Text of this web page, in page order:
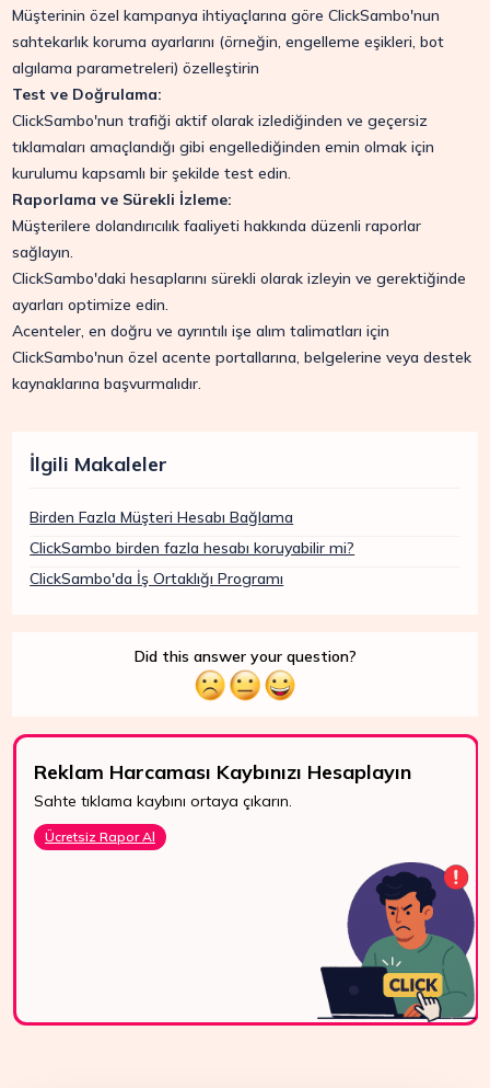
Müşterinin özel kampanya ihtiyaçlarına göre ClickSambo'nun
sahtekarlık koruma ayarlarını (örneğin, engelleme eşikleri, bot
algılama parametreleri) özelleştirin
Test ve Doğrulama:
ClickSambo'nun trafiği aktif olarak izlediğinden ve geçersiz
tıklamaları amaçlandığı gibi engellediğinden emin olmak için
kurulumu kapsamlı bir şekilde test edin.
Raporlama ve Sürekli İzleme:
Müşterilere dolandırıcılık faaliyeti hakkında düzenli raporlar
sağlayın.
ClickSambo'daki hesaplarını sürekli olarak izleyin ve gerektiğinde
ayarları optimize edin.
Acenteler, en doğru ve ayrıntılı işe alım talimatları için
ClickSambo'nun özel acente portallarına, belgelerine veya destek
kaynaklarına başvurmalıdır.
İlgili Makaleler
Birden Fazla Müşteri Hesabı Bağlama
ClickSambo birden fazla hesabı koruyabilir mi?
ClickSambo'da İş Ortaklığı Programı
Did this answer your question?
Reklam Harcaması Kaybınızı Hesaplayın
Sahte tıklama kaybını ortaya çıkarın.
Ücretsiz Rapor Al
7/24 Destek
WhatsApp, canlı